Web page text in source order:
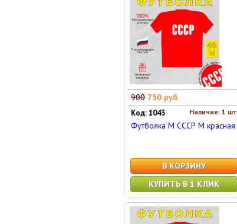
900 750 руб.
Наличие: 1 шт
Код: 1043
Футболка M СССР M красная
В КОРЗИНУ
КУПИТЬ В 1 КЛИК